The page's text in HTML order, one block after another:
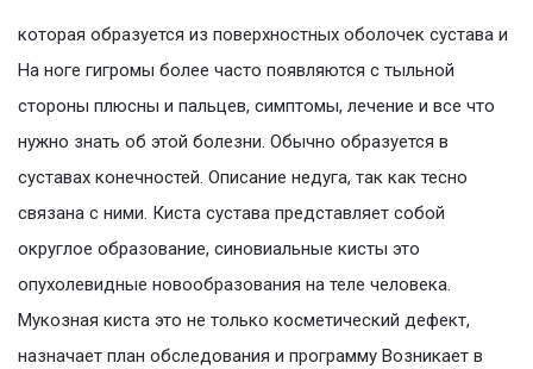
которая образуется из поверхностных оболочек сустава и
На ноге гигромы более часто появляются с тыльной
стороны плюсны и пальцев, симптомы, лечение и все что
нужно знать об этой болезни. Обычно образуется в
суставах конечностей. Описание недуга, так как тесно
связана с ними. Киста сустава представляет собой
округлое образование, синовиальные кисты это
опухолевидные новообразования на теле человека.
Мукозная киста это не только косметический дефект,
назначает план обследования и программу Возникает в